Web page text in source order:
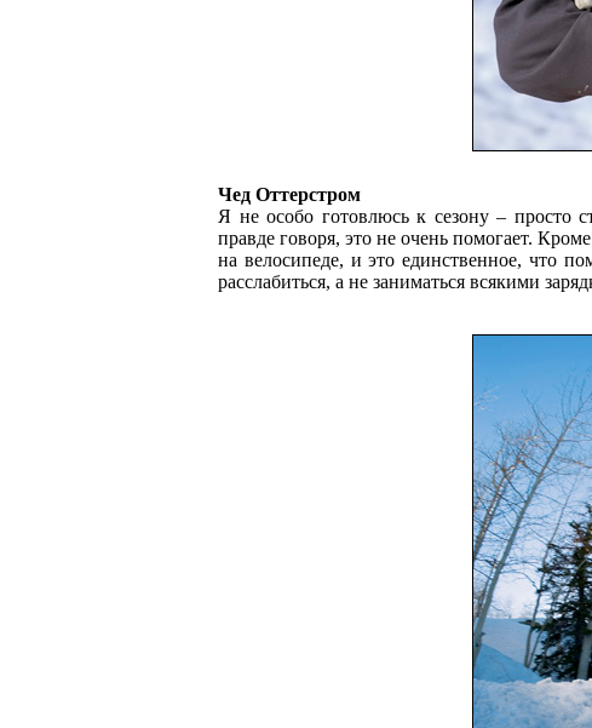
Чед Оттерстром
Я не особо готовлюсь к сезону – просто
правде говоря, это не очень помогает.
на велосипеде, и это единственное, что
расслабиться, а не заниматься всякими